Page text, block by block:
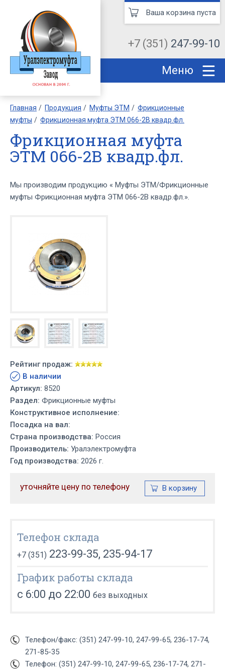
+7 (351) 247-99-10
Ваша корзина пуста
Меню
Главная Продукция Муфты ЭТМ
Фрикционные
муфты
Фрикционная муфта ЭТМ 066-2В квадр.фл.
Фрикционная муфта
ЭТМ 066-2В квадр.фл.
Мы производим продукцию « Муфты ЭТМ/Фрикционные
муфты Фрикционная муфта ЭТМ 066-2В квадр.фл.».
Рейтинг продаж:
В наличии
Артикул: 8520
Раздел: Фрикционные муфты
Конструктивное исполнение:
Посадка на вал:
Страна производства: Россия
Производитель: Уралэлектромуфта
Год производства: 2026 г.
уточняйте цену по телефону
Телефон склада
+7 (351) 223-99-35, 235-94-17
График работы склада
с 6:00 до 22:00 без выходных
Телефон/факс: (351) 247-99-10, 247-99-65, 236-17-74,
271-85-35
Телефон: (351) 247-99-10, 247-99-65, 236-17-74, 271-